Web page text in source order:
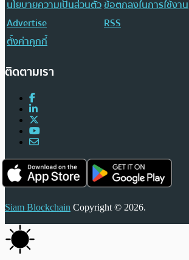
นโยบายความเป็นส่วนตัวข้อตกลงในการใช้งาน
Advertise
RSS
ตั้งค่าคุกกี้
ติดตามเรา
Siam Blockchain Copyright © 2026.